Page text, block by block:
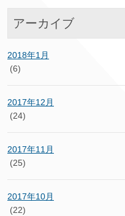
アーカイブ
2018年1月
(6)
2017年12月
(24)
2017年11月
(25)
2017年10月
(22)